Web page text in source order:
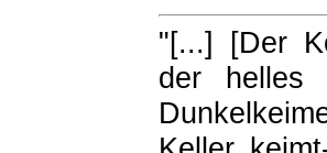
"[...] [Der
der helles